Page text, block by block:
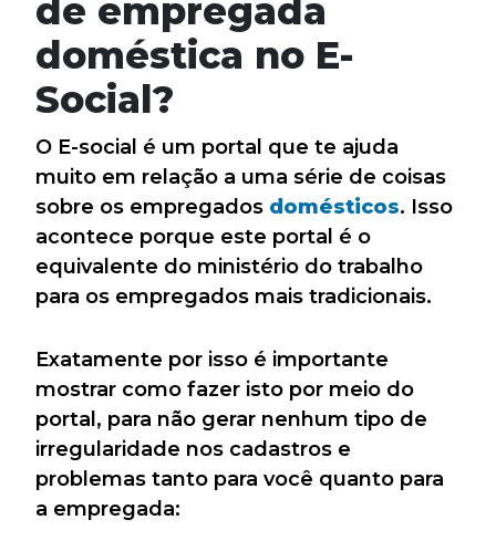
de empregada
doméstica no E-
Social?
O E-social é um portal que te ajuda
muito em relação a uma série de coisas
sobre os empregados domésticos. Isso
acontece porque este portal é o
equivalente do ministério do trabalho
para os empregados mais tradicionais.
Exatamente por isso é importante
mostrar como fazer isto por meio do
portal, para não gerar nenhum tipo de
irregularidade nos cadastros e
problemas tanto para você quanto para
a empregada: